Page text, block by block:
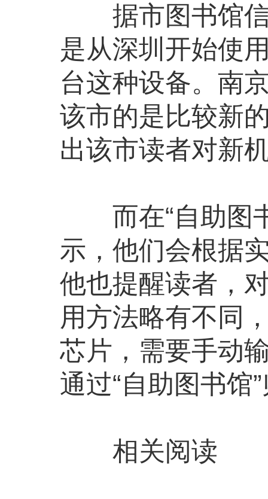
据市图书馆信
是从深圳开始使
台这种设备。南
该市的是比较新
出该市读者对新
而在“自助图书
示，他们会根据
他也提醒读者，
用方法略有不同
芯片，需要手动
通过“自助图书馆
相关阅读